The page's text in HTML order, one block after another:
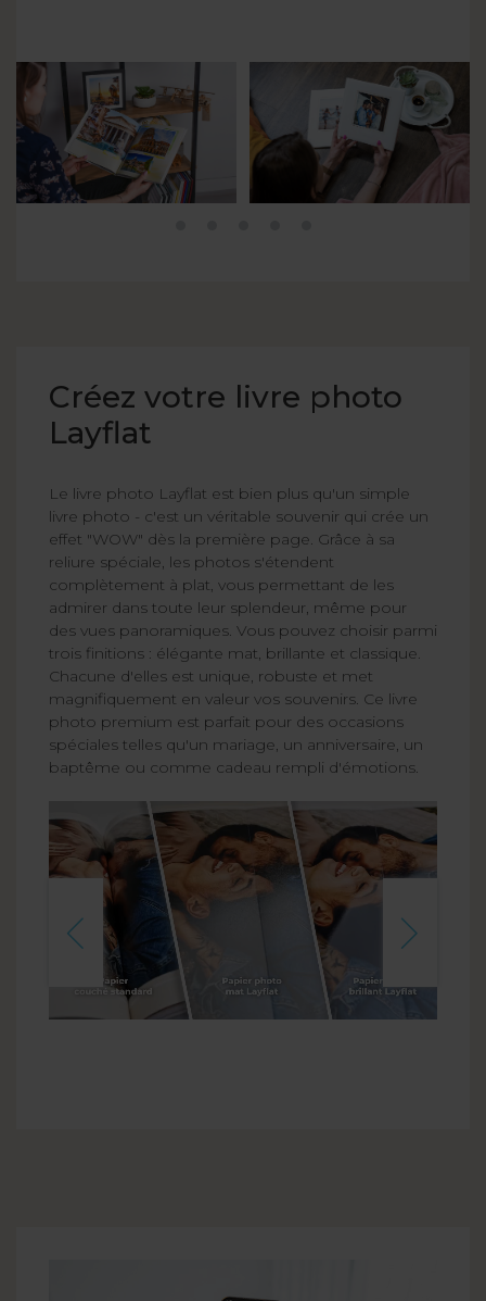
Créez votre livre photo
Layflat
Le livre photo Layflat est bien plus qu'un simple
livre photo - c'est un véritable souvenir qui crée un
effet "WOW" dès la première page. Grâce à sa
reliure spéciale, les photos s'étendent
complètement à plat, vous permettant de les
admirer dans toute leur splendeur, même pour
des vues panoramiques. Vous pouvez choisir parmi
trois finitions : élégante mat, brillante et classique.
Chacune d'elles est unique, robuste et met
magnifiquement en valeur vos souvenirs. Ce livre
photo premium est parfait pour des occasions
spéciales telles qu'un mariage, un anniversaire, un
baptême ou comme cadeau rempli d'émotions.